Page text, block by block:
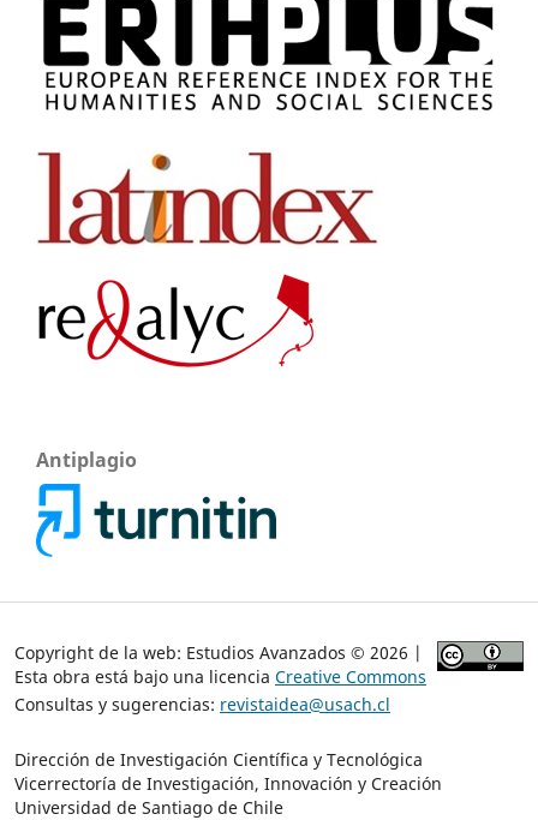
Antiplagio
Copyright de la web: Estudios Avanzados © 2026 |
Esta obra está bajo una licencia Creative Commons
Consultas y sugerencias: revistaidea@usach.cl
Dirección de Investigación Científica y Tecnológica
Vicerrectoría de Investigación, Innovación y Creación
Universidad de Santiago de Chile